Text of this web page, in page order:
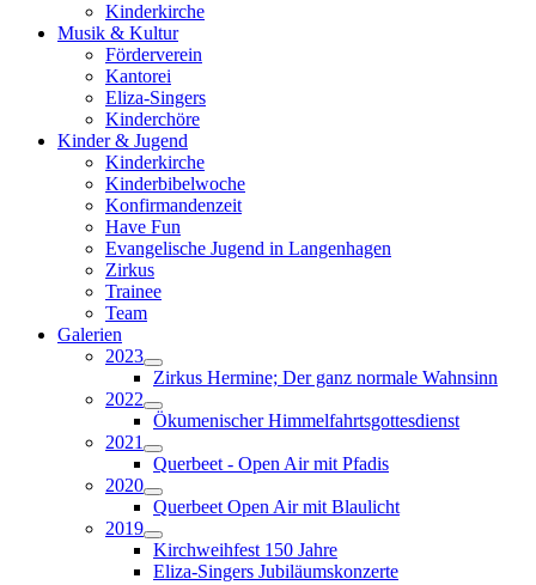
Kinderkirche
Musik & Kultur
Förderverein
Kantorei
Eliza-Singers
Kinderchöre
Kinder & Jugend
Kinderkirche
Kinderbibelwoche
Konfirmandenzeit
Have Fun
Evangelische Jugend in Langenhagen
Zirkus
Trainee
Team
Galerien
2023
Zirkus Hermine; Der ganz normale Wahnsinn
2022
Ökumenischer Himmelfahrtsgottesdienst
2021
Querbeet - Open Air mit Pfadis
2020
Querbeet Open Air mit Blaulicht
2019
Kirchweihfest 150 Jahre
Eliza-Singers Jubiläumskonzerte